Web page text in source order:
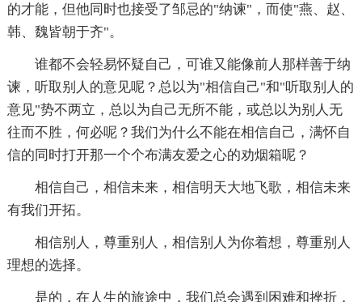
的才能，但他同时也接受了邹忌的"纳谏"，而使"燕、赵、
韩、魏皆朝于齐"。
谁都不会轻易怀疑自己，可谁又能像前人那样善于纳
谏，听取别人的意见呢？总以为"相信自己"和"听取别人的
意见"势不两立，总以为自己无所不能，或总以为别人无
往而不胜，何必呢？我们为什么不能在相信自己，满怀自
信的同时打开那一个个布满友爱之心的劝烟箱呢？
相信自己，相信未来，相信明天大地飞歌，相信未来
有我们开拓。
相信别人，尊重别人，相信别人为你着想，尊重别人
理想的选择。
是的，在人生的旅途中，我们总会遇到困难和挫折，